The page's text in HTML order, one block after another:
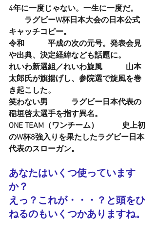
4年に一度じゃない。一生に一度だ。
ラグビーW杯日本大会の日本公式
キャッチコピー。
令和    　　平成の次の元号。発表会見
や出典、決定経緯なども話題に。
れいわ新選組／れいわ旋風    　　山本
太郎氏が旗揚げし、参院選で旋風を巻
き起こした。
笑わない男    　　ラグビー日本代表の
稲垣啓太選手を指す異名。
ONE TEAM（ワンチーム）   　　 史上初
のW杯8強入りを果たしたラグビー日本
代表のスローガン。
あなたはいくつ使っています
か？
えっ？これが・・・？と頭をひ
ねるのもいくつかありますね。